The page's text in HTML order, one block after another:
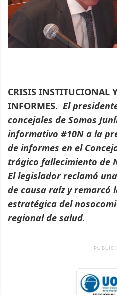
CRISIS INSTITUCIONAL
INFORMES. El
concejales de Somos
informativo #10N a la
de informes en el
trágico fallecimiento de
El legislador reclamó
de causa raíz y remarcó
estratégica del
regional de salud.